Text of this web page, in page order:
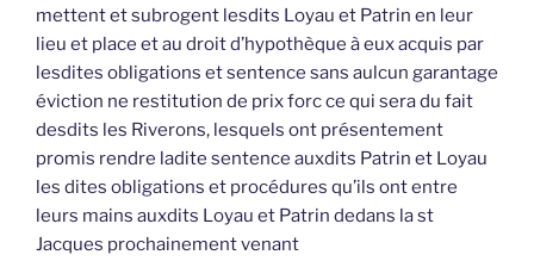
mettent et subrogent lesdits Loyau et Patrin en leur
lieu et place et au droit d’hypothèque à eux acquis par
lesdites obligations et sentence sans aulcun garantage
éviction ne restitution de prix forc ce qui sera du fait
desdits les Riverons, lesquels ont présentement
promis rendre ladite sentence auxdits Patrin et Loyau
les dites obligations et procédures qu’ils ont entre
leurs mains auxdits Loyau et Patrin dedans la st
Jacques prochainement venant